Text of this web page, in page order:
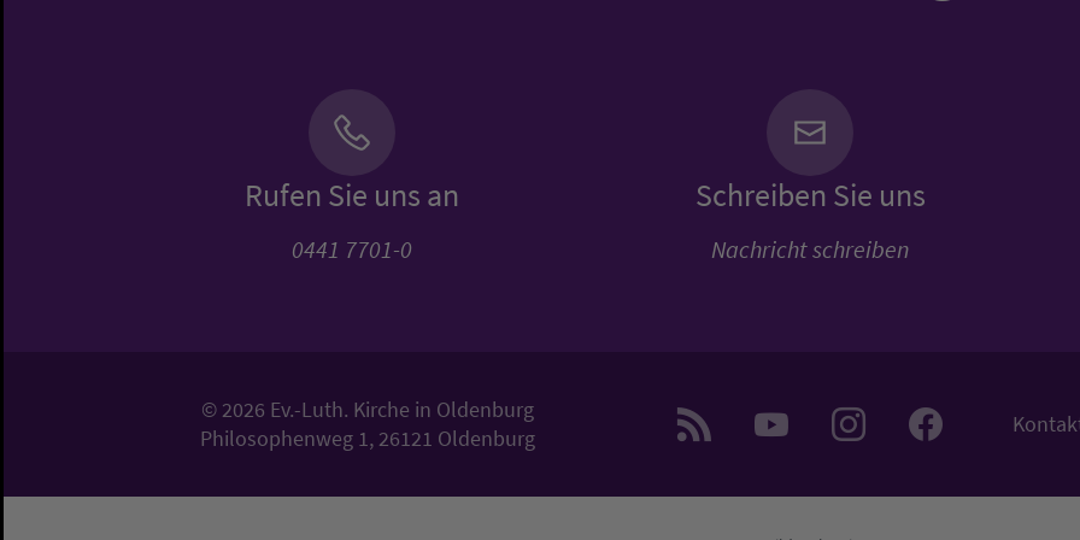
Rufen Sie uns an
0441 7701-0
Schreiben Sie uns
Nachricht schreiben
© 2026 Ev.-Luth. Kirche in Oldenburg
Philosophenweg 1, 26121 Oldenburg